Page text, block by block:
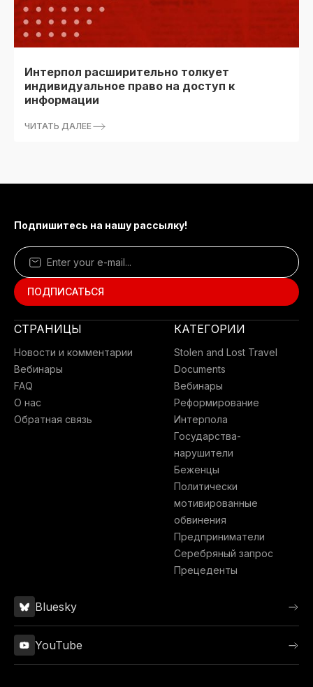
Интерпол расширительно толкует
индивидуальное право на доступ к
информации
ЧИТАТЬ ДАЛЕЕ
Подпишитесь на нашу рассылку!
СТРАНИЦЫ
Новости и комментарии
Вебинары
FAQ
О нас
Обратная связь
КАТЕГОРИИ
Stolen and Lost Travel
Documents
Вебинары
Реформирование
Интерпола
Государства-
нарушители
Беженцы
Политически
мотивированные
обвинения
Предприниматели
Серебряный запрос
Прецеденты
Bluesky
YouTube